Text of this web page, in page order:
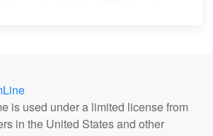
is used under a limited license from
in the United States and other